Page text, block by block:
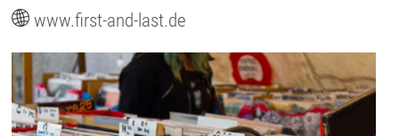
www.first-and-last.de